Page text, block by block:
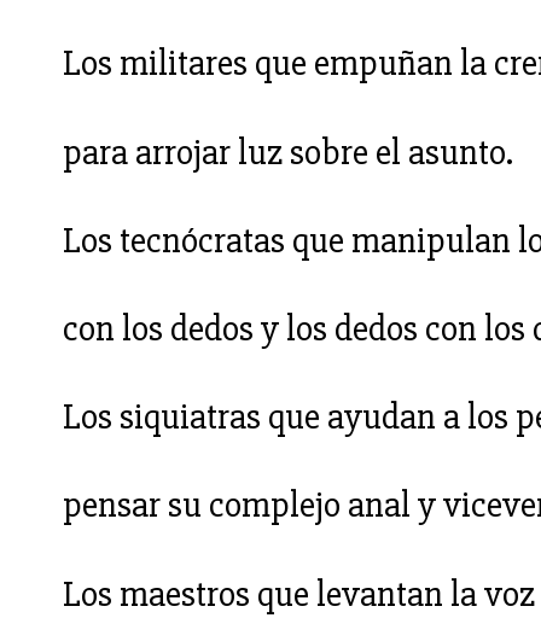
Los militares que empuñan la
para arrojar luz sobre el asunto.
Los tecnócratas que manipulan
con los dedos y los dedos con los
Los siquiatras que ayudan a los
pensar su complejo anal y
Los maestros que levantan la